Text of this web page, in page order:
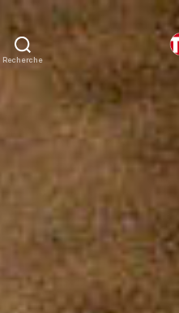
Recherche